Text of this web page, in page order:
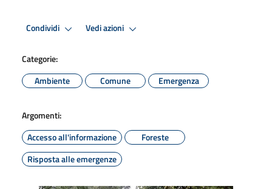
Condividi Vedi azioni
Categorie:
Ambiente
Comune Emergenza
Argomenti:
Accesso all'informazione
Foreste
Risposta alle emergenze